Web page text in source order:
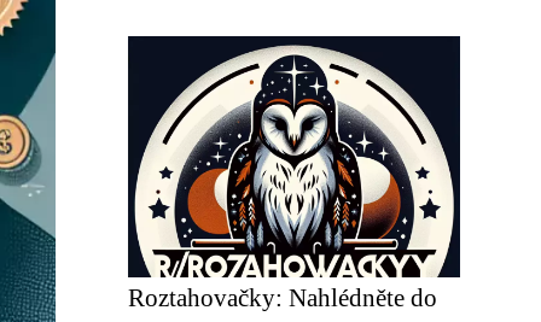
Roztahovačky: Nahlédněte do